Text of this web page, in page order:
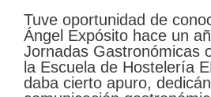
Tuve oportunidad de
Ángel Expósito hace un
Jornadas Gastronómicas
la Escuela de Hostelería
daba cierto apuro,